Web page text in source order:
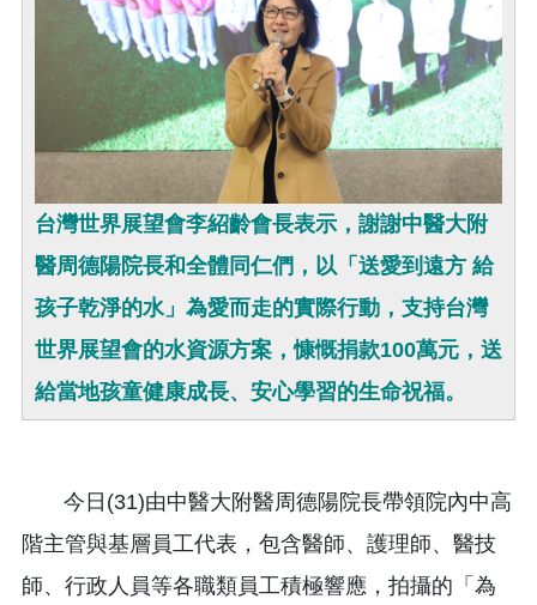
台灣世界展望會李紹齡會長表示，謝謝中醫大附
醫周德陽院長和全體同仁們，以「送愛到遠方 給
孩子乾淨的水」為愛而走的實際行動，支持台灣
世界展望會的水資源方案，慷慨捐款100萬元，送
給當地孩童健康成長、安心學習的生命祝福。
今日(31)由中醫大附醫周德陽院長帶領院內中高
階主管與基層員工代表，包含醫師、護理師、醫技
師、行政人員等各職類員工積極響應，拍攝的「為